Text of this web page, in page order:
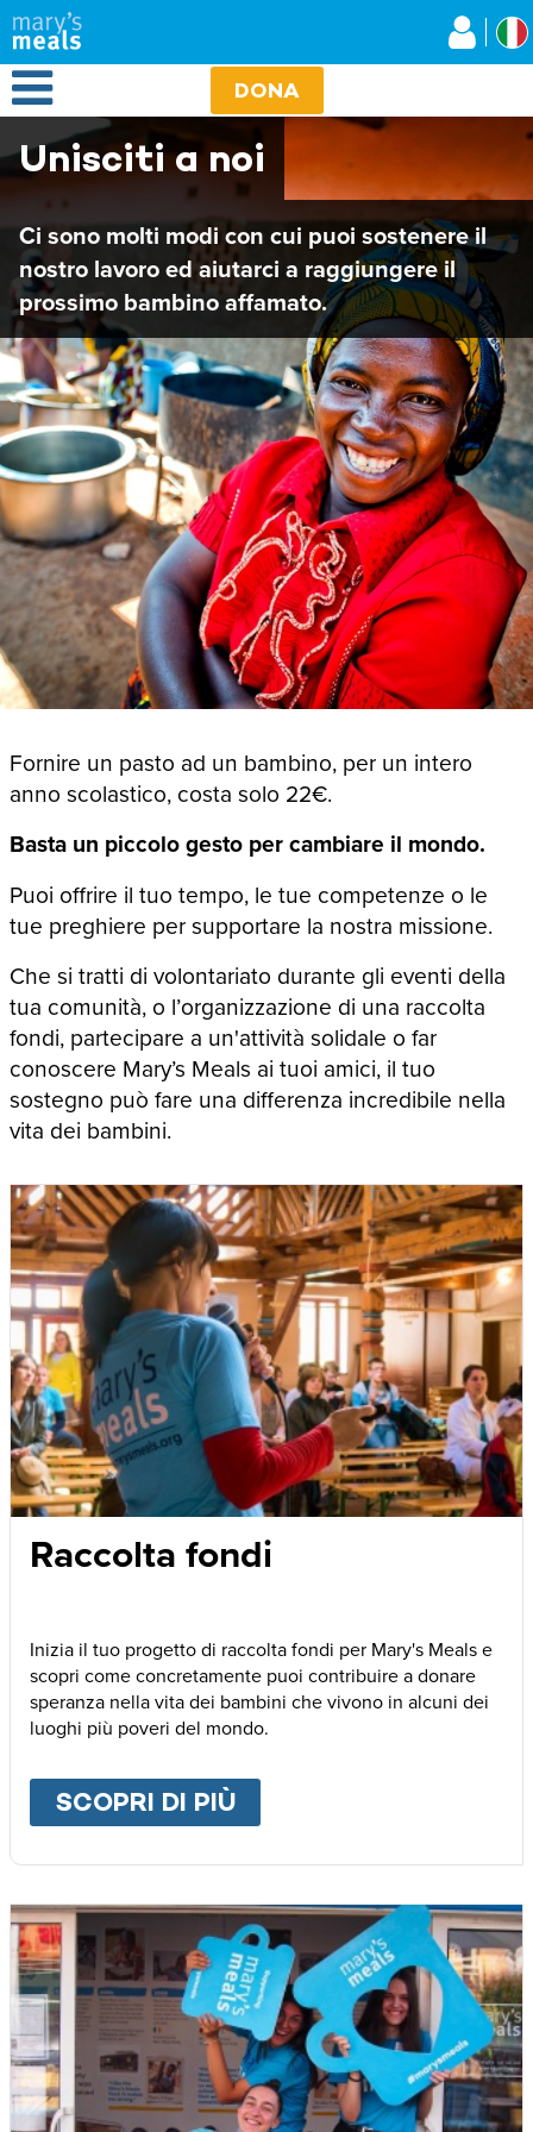
Salta
al
contenuto
principale
Open Menu DONA
Unisciti a noi
Ci sono molti modi con cui puoi sostenere il
nostro lavoro ed aiutarci a raggiungere il
prossimo bambino affamato.
Fornire un pasto ad un bambino, per un intero
anno scolastico, costa solo 22€.
Basta un piccolo gesto per cambiare il mondo.
Puoi offrire il tuo tempo, le tue competenze o le
tue preghiere per supportare la nostra missione.
Che si tratti di volontariato durante gli eventi della
tua comunità, o l’organizzazione di una raccolta
fondi, partecipare a un'attività solidale o far
conoscere Mary’s Meals ai tuoi amici, il tuo
sostegno può fare una differenza incredibile nella
vita dei bambini.
Raccolta fondi
Inizia il tuo progetto di raccolta fondi per Mary's Meals e
scopri come concretamente puoi contribuire a donare
speranza nella vita dei bambini che vivono in alcuni dei
luoghi più poveri del mondo.
SCOPRI DI PIÙABOUT